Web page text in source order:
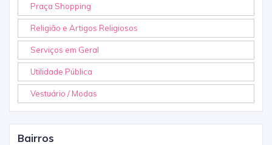
Praça Shopping
Religião e Artigos Religiosos
Serviços em Geral
Utilidade Pública
Vestuário / Modas
Bairros